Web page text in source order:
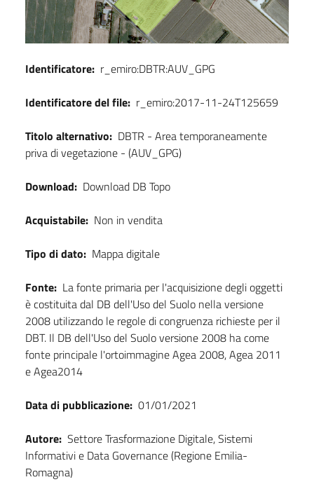
Identificatore: r_emiro:DBTR:AUV_GPG
Identificatore del file: r_emiro:2017-11-24T125659
Titolo alternativo: DBTR - Area temporaneamente
priva di vegetazione - (AUV_GPG)
Download: Download DB Topo
Acquistabile: Non in vendita
Tipo di dato: Mappa digitale
Fonte: La fonte primaria per l'acquisizione degli oggetti
è costituita dal DB dell'Uso del Suolo nella versione
2008 utilizzando le regole di congruenza richieste per il
DBT. Il DB dell'Uso del Suolo versione 2008 ha come
fonte principale l'ortoimmagine Agea 2008, Agea 2011
e Agea2014
Data di pubblicazione: 01/01/2021
Autore: Settore Trasformazione Digitale, Sistemi
Informativi e Data Governance (Regione Emilia-
Romagna)